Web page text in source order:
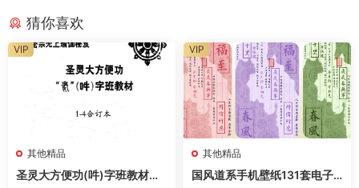
猜你喜欢
其他精品
圣灵大方便功(吽)字班教材合
VIP
其他精品
国风道系手机壁纸131套电子
VIP